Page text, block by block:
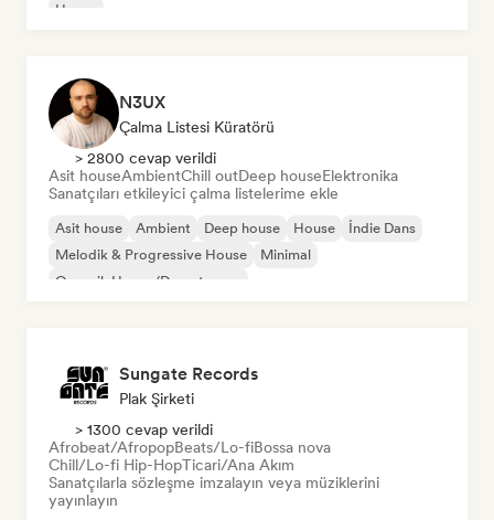
House
N3UX
Çalma Listesi Küratörü
> 2800 cevap verildi
Asit houseAmbientChill outDeep houseElektronika
Sanatçıları etkileyici çalma listelerime ekle
Asit house Ambient Deep house House
İndie Dans
Melodik & Progressive House
Minimal
Organik House/Downtempo
Sungate Records
Plak Şirketi
> 1300 cevap verildi
Afrobeat/AfropopBeats/Lo-fiBossa nova
Chill/Lo-fi Hip-HopTicari/Ana Akım
Sanatçılarla sözleşme imzalayın veya müziklerini
yayınlayın